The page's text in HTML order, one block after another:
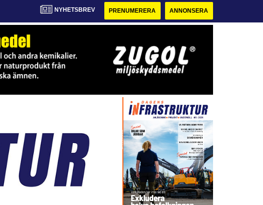
NYHETSBREV PRENUMERERA ANNONSERA